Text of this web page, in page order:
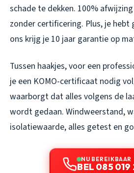
schade te dekken. 100%
zonder certificering. Plus, je hebt
ons krijg je 10 jaar garantie op
Tussen haakjes, voor een
je een KOMO-certificaat nodig
waarborgt dat alles volgens de
wordt gedaan. Windweerstand,
isolatiewaarde, alles getest en
NU BEREIKBAAR
BEL 085 019